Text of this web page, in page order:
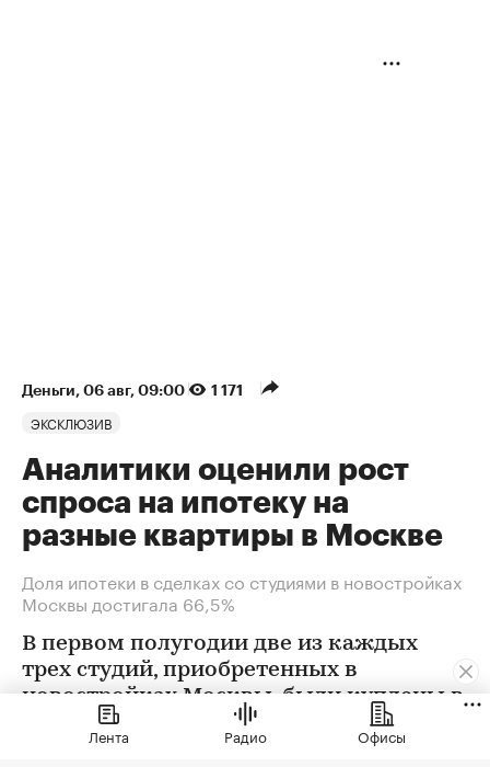
Деньги⁠, 06 авг, 09:00 1 171
ЭКСКЛЮЗИВ
Аналитики оценили рост
спроса на ипотеку на
разные квартиры в Москве
Доля ипотеки в сделках со студиями в новостройках
Москвы достигала 66,5%
В первом полугодии две из каждых
трех студий, приобретенных в
новостройках Москвы, были куплены в
ипотеку. В сегменте трешек ипотечных
сделок менее половины, а среди
Лента Радио Офисы